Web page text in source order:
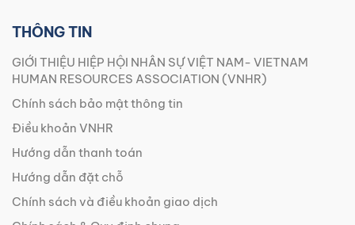
THÔNG TIN
GIỚI THIỆU HIỆP HỘI NHÂN SỰ VIỆT NAM- VIETNAM
HUMAN RESOURCES ASSOCIATION (VNHR)
Chính sách bảo mật thông tin
Điều khoản VNHR
Hướng dẫn thanh toán
Hướng dẫn đặt chỗ
Chính sách và điều khoản giao dịch